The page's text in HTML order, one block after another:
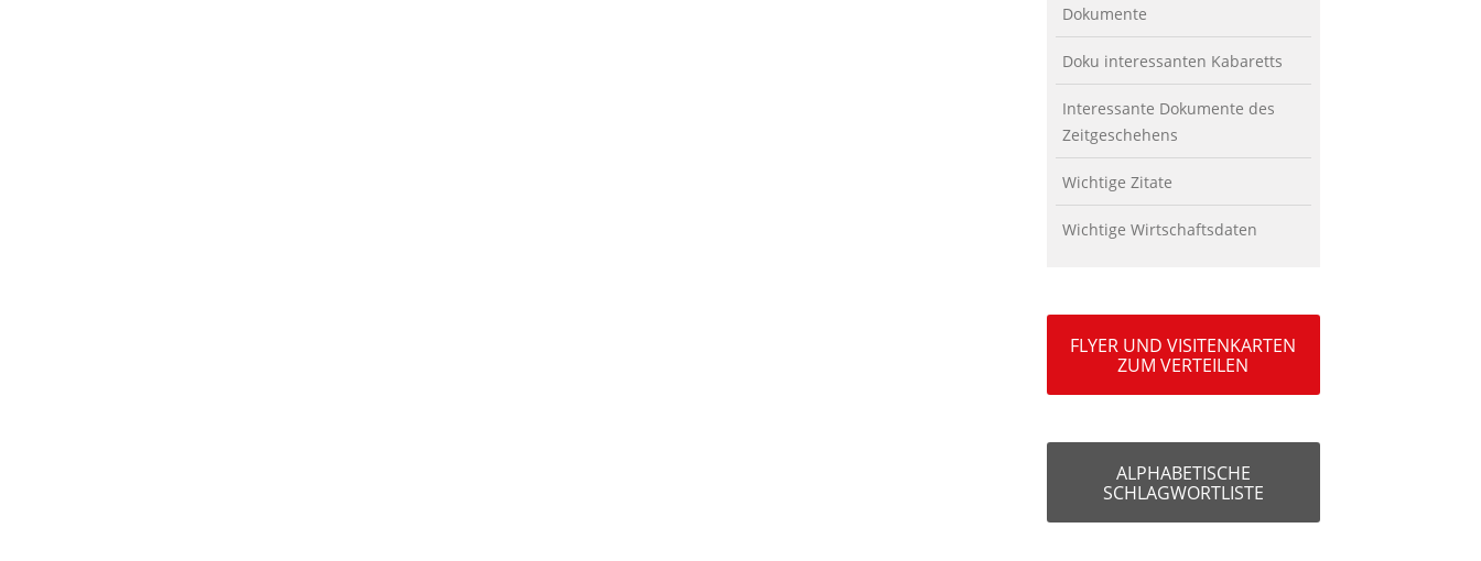
Dokumente
Doku interessanten Kabaretts
Interessante Dokumente des
Zeitgeschehens
Wichtige Zitate
Wichtige Wirtschaftsdaten
FLYER UND VISITENKARTEN
ZUM VERTEILEN
ALPHABETISCHE
SCHLAGWORTLISTE